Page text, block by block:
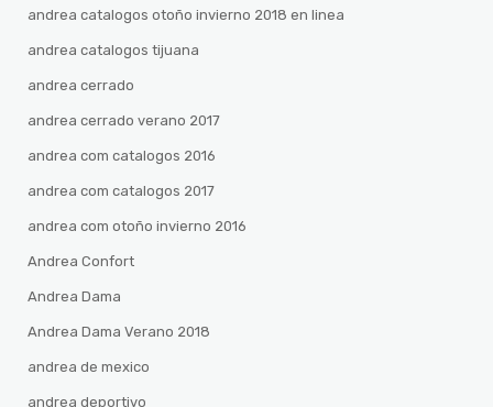
andrea catalogos otoño invierno 2018 en linea
andrea catalogos tijuana
andrea cerrado
andrea cerrado verano 2017
andrea com catalogos 2016
andrea com catalogos 2017
andrea com otoño invierno 2016
Andrea Confort
Andrea Dama
Andrea Dama Verano 2018
andrea de mexico
andrea deportivo